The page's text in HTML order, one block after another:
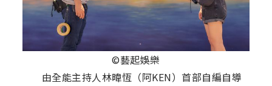
©藝起娛樂
由全能主持人林暐恆（阿KEN）首部自編自導